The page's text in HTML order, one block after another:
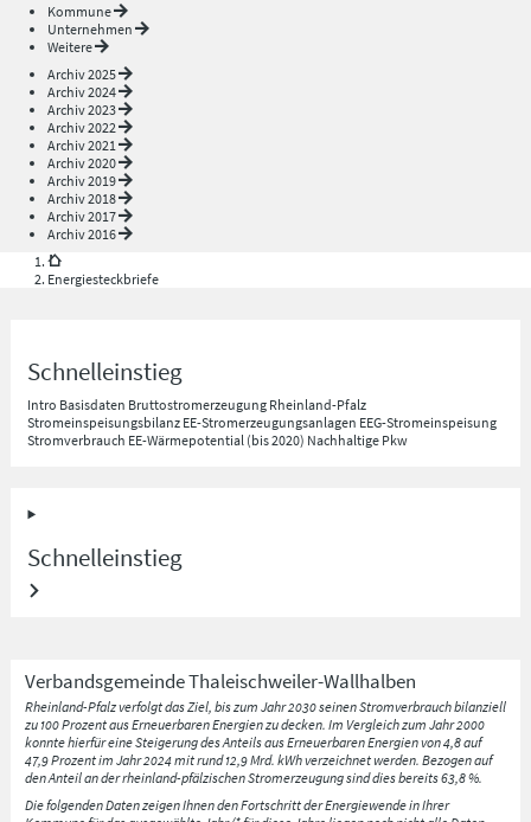
Kommune
Unternehmen
Weitere
Archiv 2025
Archiv 2024
Archiv 2023
Archiv 2022
Archiv 2021
Archiv 2020
Archiv 2019
Archiv 2018
Archiv 2017
Archiv 2016
Energiesteckbriefe
Schnelleinstieg
Intro Basisdaten Bruttostromerzeugung Rheinland-Pfalz
Stromeinspeisungsbilanz EE-Stromerzeugungsanlagen EEG-Stromeinspeisung
Stromverbrauch EE-Wärmepotential (bis 2020) Nachhaltige Pkw
Schnelleinstieg
VerbandsgemeindeThaleischweiler-Wallhalben
Rheinland-Pfalz verfolgt das Ziel, bis zum Jahr 2030 seinen Stromverbrauch bilanziell
zu 100 Prozent aus Erneuerbaren Energien zu decken. Im Vergleich zum Jahr 2000
konnte hierfür eine Steigerung des Anteils aus Erneuerbaren Energien von 4,8 auf
47,9 Prozent im Jahr 2024 mit rund 12,9 Mrd. kWh verzeichnet werden. Bezogen auf
den Anteil an der rheinland-pfälzischen Stromerzeugung sind dies bereits 63,8 %.
Die folgenden Daten zeigen Ihnen den Fortschritt der Energiewende in Ihrer